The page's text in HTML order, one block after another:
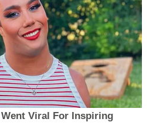
Viral For Inspiring